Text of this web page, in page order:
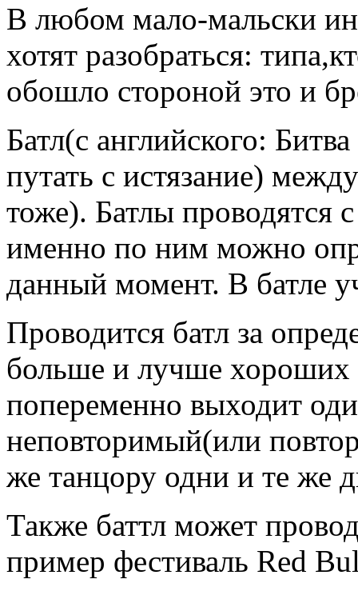
В любом мало-мальски
хотят разобраться:
обошло стороной это и
Батл(с английского:
путать с истязание)
тоже). Батлы проводятся
именно по ним можно
данный момент. В батле
Проводится батл за
больше и лучше
попеременно выходит
неповторимый(или
же танцору одни и те же
Также баттл может
пример фестиваль Red